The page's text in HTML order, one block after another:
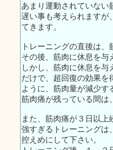
あまり運動されていない
遅い事も考えられますが
てきます。
トレーニングの直後は
その後、筋肉に休息を与
しかし、筋肉に休息を
だけで、超回復の効果を
ように、筋肉量が減少す
筋肉痛が残っている間は
また、筋肉痛が３日以
強すぎるトレーニングは
控えめにして下さい。